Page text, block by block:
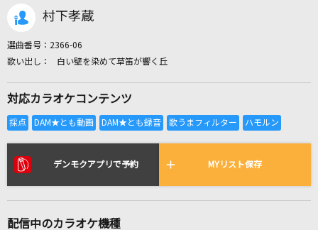
全国りれき
リアルタイムで歌われている曲の一覧
村下孝蔵
選曲番号： 2366-06
白い壁を染めて草笛が響く丘
対応カラオケコンテンツ
デンモクアプリで予約 MYリスト保存
配信中のカラオケ機種